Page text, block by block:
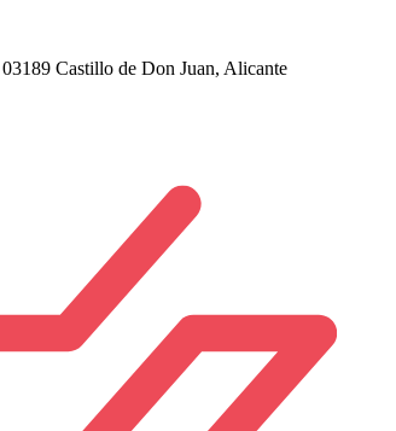
Castillo de Don Juan, Alicante